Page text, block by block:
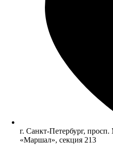
г. Санкт-Петербург,
«Маршал», секция 213